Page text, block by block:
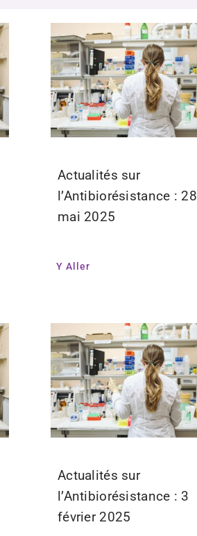
Actualités sur
l’Antibiorésistance : 28
mai 2025
Y Aller
Actualités sur
l’Antibiorésistance : 3
février 2025